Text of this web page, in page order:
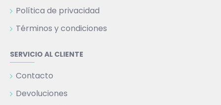
Política de privacidad
Términos y condiciones
SERVICIO AL CLIENTE
Contacto
Devoluciones